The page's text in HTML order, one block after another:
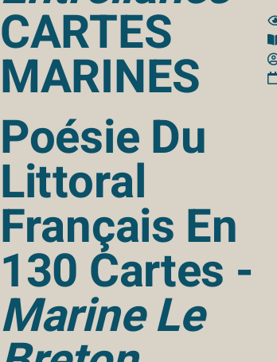
CARTES
MARINES
Poésie Du
Littoral
Français En
130 Cartes -
Marine Le